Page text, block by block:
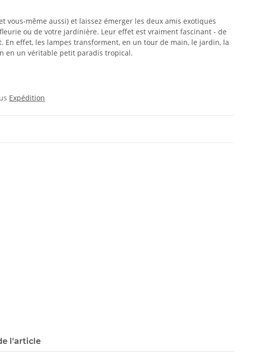
vous-même aussi) et laissez émerger les deux amis exotiques
ou de votre jardinière. Leur effet est vraiment fascinant - de
En effet, les lampes transforment, en un tour de main, le jardin, la
en un véritable petit paradis tropical.
Expédition
l'article